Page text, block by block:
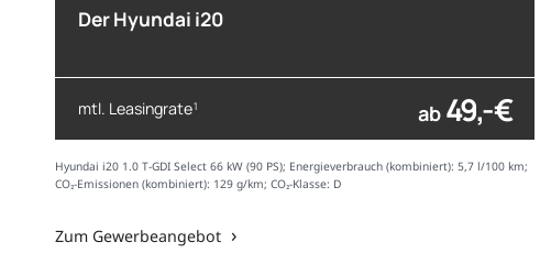
Der Hyundai i20
mtl. Leasingrate1 ab 49,- €
Hyundai i20 1.0 T-GDI Select 66 kW (90 PS); Energieverbrauch (kombiniert): 5,7 l/100 km;
CO₂-Emissionen (kombiniert): 129 g/km; CO₂-Klasse: D
Zum Gewerbeangebot